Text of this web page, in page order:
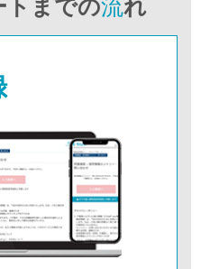
トまでの流れ